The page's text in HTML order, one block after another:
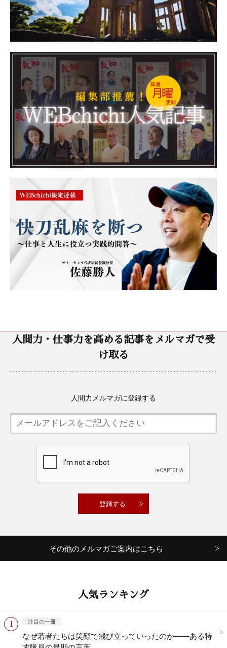
人間力・仕事力を高める記事をメルマガで受
け取る
人間力メルマガに登録する
その他のメルマガご案内はこちら
人気ランキング
注目の一冊
なぜ若者たちは笑顔で飛び立っていったのか——ある特